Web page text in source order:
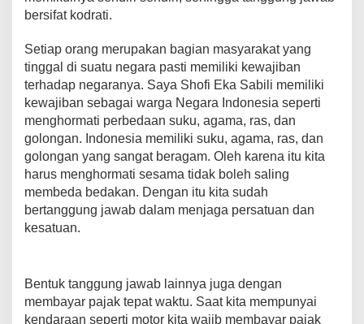
bersifat kodrati.
Setiap orang merupakan bagian masyarakat yang
tinggal di suatu negara pasti memiliki kewajiban
terhadap negaranya. Saya Shofi Eka Sabili memiliki
kewajiban sebagai warga Negara Indonesia seperti
menghormati perbedaan suku, agama, ras, dan
golongan. Indonesia memiliki suku, agama, ras, dan
golongan yang sangat beragam. Oleh karena itu kita
harus menghormati sesama tidak boleh saling
membeda bedakan. Dengan itu kita sudah
bertanggung jawab dalam menjaga persatuan dan
kesatuan.
Bentuk tanggung jawab lainnya juga dengan
membayar pajak tepat waktu. Saat kita mempunyai
kendaraan seperti motor kita wajib membayar pajak